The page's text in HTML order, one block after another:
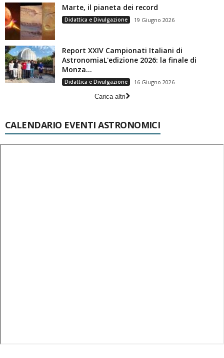
Marte, il pianeta dei record
Didattica e Divulgazione 19 Giugno 2026
Report XXIV Campionati Italiani di
AstronomiaL'edizione 2026: la finale di
Monza...
Didattica e Divulgazione
16 Giugno 2026
Carica altri
CALENDARIO EVENTI ASTRONOMICI